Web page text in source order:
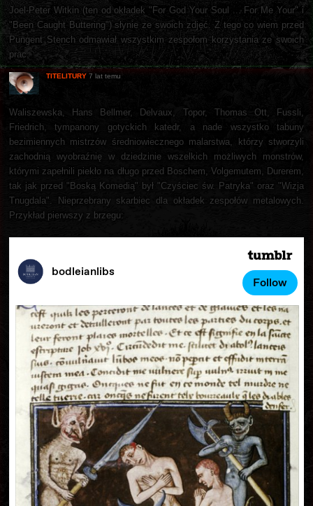
Joel-Peter Witkin (ten od okładek "For God Your Soul ... For Me Your" i
"Been Caught Buttering") słynie ze swoich zdjęć. Z tego co wiem przed
Pungent Stench odmawiał wszystkim zespołom korzystania ze swoich
prac.
TITELITURY 7 lat temu
Waliszewska, Hans Bellmer, Delvaux, Topor, Thomas Ott, Fussli,
Friedrich, tympanony gotyckich katedr, a nade wszystko tabuny
bezimiennych mistrzów średniowiecznego malarstwa, którzy stworzyli
zachodnią wyobraźnię w dziedzinie wszelkich możliwych monstrów,
którymi zapełnili piekło na długo przed Boschem, Volgemutem, Durerem,
tak jak przed "Boską Komedią" był "Czyściec św. Patryka" oraz "Wizja
Tnugdala". Nieprzebrany skarbiec dla okładek zespołów metalowych.
Przykład pierwszy z brzegu: